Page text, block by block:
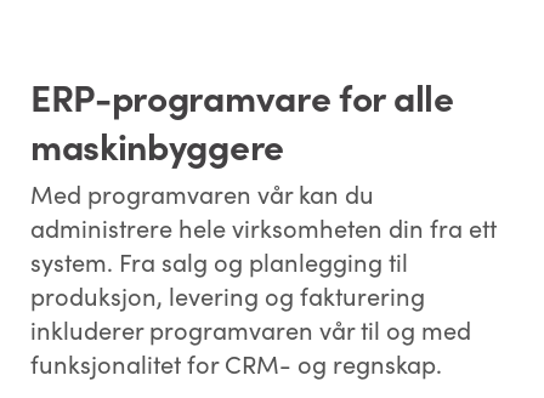
ERP-programvare for alle
maskinbyggere
Med programvaren vår kan du
administrere hele virksomheten din fra ett
system. Fra salg og planlegging til
produksjon, levering og fakturering
inkluderer programvaren vår til og med
funksjonalitet for CRM- og regnskap.